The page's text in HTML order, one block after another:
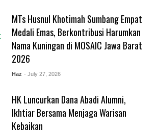
MTs Husnul Khotimah Sumbang Empat
Medali Emas, Berkontribusi Harumkan
Nama Kuningan di MOSAIC Jawa Barat
2026
Haz - July 27, 2026
HK Luncurkan Dana Abadi Alumni,
Ikhtiar Bersama Menjaga Warisan
Kebaikan